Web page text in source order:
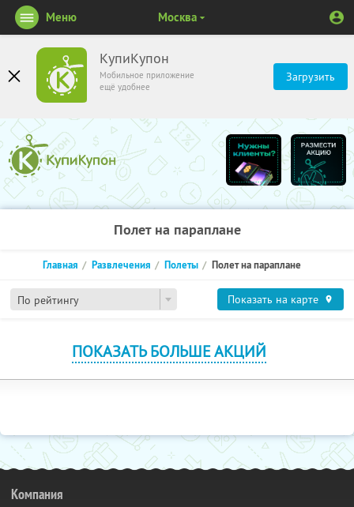
КупиКупон
Мобильное приложение
ещё удобнее
Загрузить
Меню Москва
Полет на параплане
По рейтингу
Главная Развлечения Полеты Полет на параплане
Показать на карте
ПОКАЗАТЬ БОЛЬШЕ АКЦИЙ
Компания